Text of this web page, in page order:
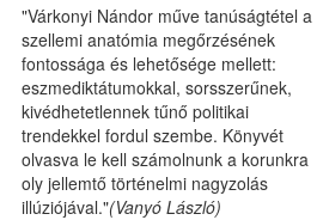
"Várkonyi Nándor műve tanúságtétel a
szellemi anatómia megőrzésének
fontossága és lehetősége mellett:
eszmediktátumokkal, sorsszerűnek,
kivédhetetlennek tűnő politikai
trendekkel fordul szembe. Könyvét
olvasva le kell számolnunk a korunkra
oly jellemtő történelmi nagyzolás
illúziójával."(Vanyó László)